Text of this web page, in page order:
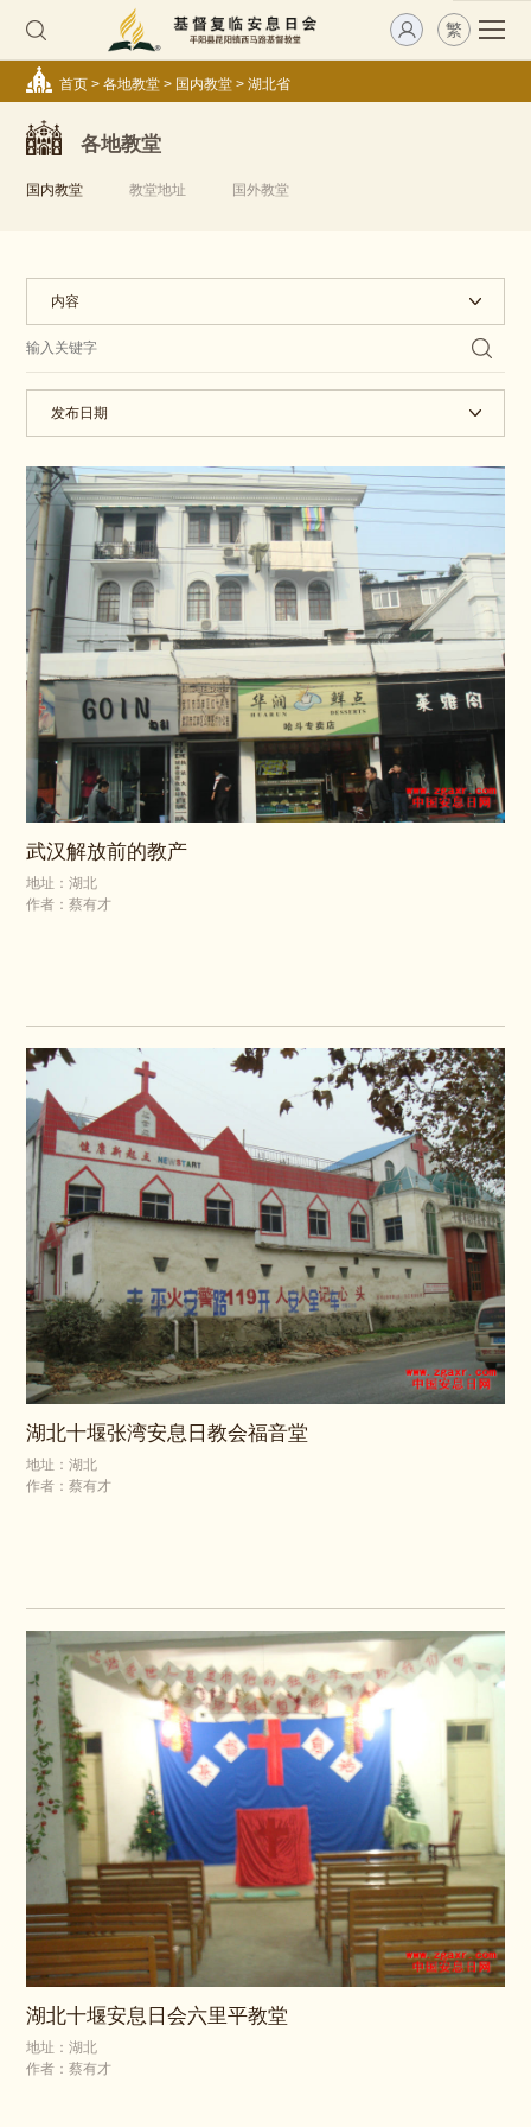
繁
首页> 各地教堂> 国内教堂> 湖北省
各地教堂
国内教堂 教堂地址 国外教堂
内容
发布日期
武汉解放前的教产
地址：湖北
作者：蔡有才
湖北十堰张湾安息日教会福音堂
地址：湖北
作者：蔡有才
湖北十堰安息日会六里平教堂
地址：湖北
作者：蔡有才